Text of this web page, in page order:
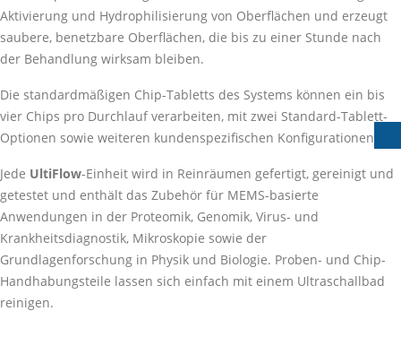
Aktivierung und Hydrophilisierung von Oberflächen und erzeugt
saubere, benetzbare Oberflächen, die bis zu einer Stunde nach
der Behandlung wirksam bleiben.
Die standardmäßigen Chip-Tabletts des Systems können ein bis
vier Chips pro Durchlauf verarbeiten, mit zwei Standard-Tablett-
Optionen sowie weiteren kundenspezifischen Konfigurationen.
Jede UltiFlow-Einheit wird in Reinräumen gefertigt, gereinigt und
getestet und enthält das Zubehör für MEMS-basierte
Anwendungen in der Proteomik, Genomik, Virus- und
Krankheitsdiagnostik, Mikroskopie sowie der
Grundlagenforschung in Physik und Biologie. Proben- und Chip-
Handhabungsteile lassen sich einfach mit einem Ultraschallbad
reinigen.